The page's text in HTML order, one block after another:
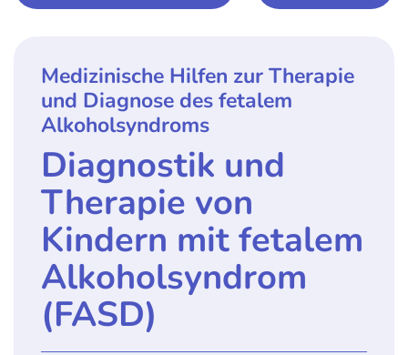
Medizinische Hilfen zur Therapie
und Diagnose des fetalem
Alkoholsyndroms
Diagnostik und
Therapie von
Kindern mit fetalem
Alkoholsyndrom
(FASD)